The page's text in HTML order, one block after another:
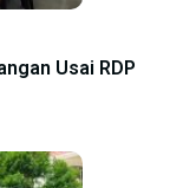
Usai RDP